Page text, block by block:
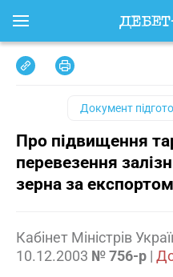
Документ
Про підвищення
перевезення
зерна за експортом
Кабінет Міністрів
10.12.2003 № 756-р |